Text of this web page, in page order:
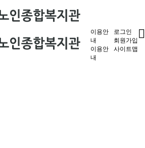
로그인
회원가입
사이트맵
이용안
내
이용안
내